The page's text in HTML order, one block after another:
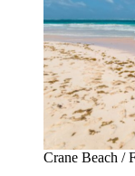
Crane Beach /